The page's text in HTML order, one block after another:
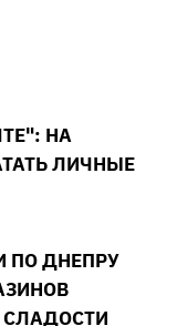
НА
ЛИЧНЫЕ
ПО ДНЕПРУ